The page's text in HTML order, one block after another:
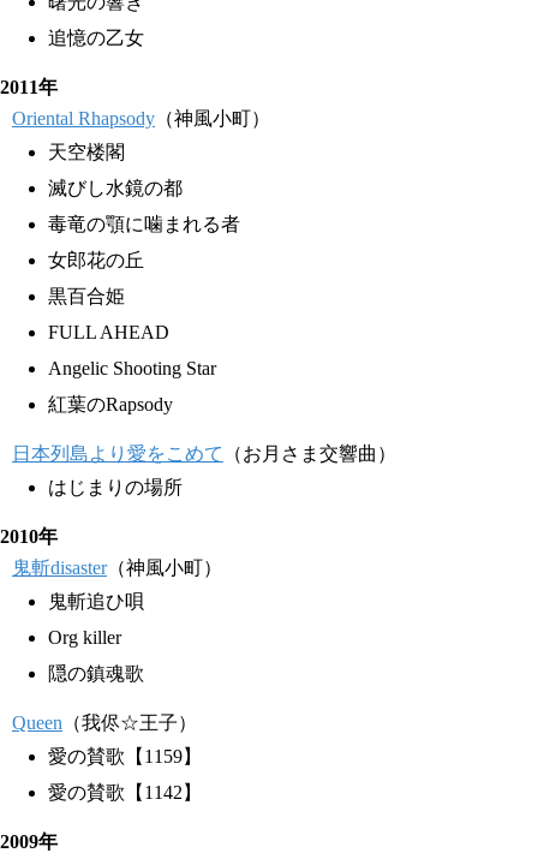
追憶の乙女
2011年
Oriental Rhapsody （神風小町）
天空楼閣
滅びし水鏡の都
毒竜の顎に噛まれる者
女郎花の丘
黒百合姫
FULL AHEAD
Angelic Shooting Star
紅葉のRapsody
日本列島より愛をこめて
（お月さま交響曲）
はじまりの場所
2010年
鬼斬disaster（神風小町）
鬼斬追ひ唄
Org killer
隠の鎮魂歌
Queen （我侭☆王子）
愛の賛歌【1159】
愛の賛歌【1142】
2009年